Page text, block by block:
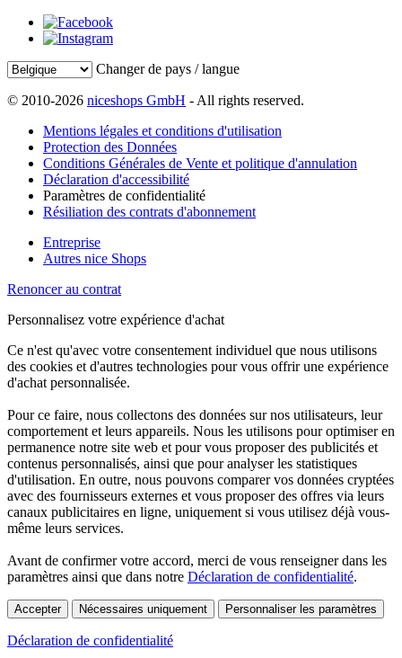
Changer de pays / langue
© 2010-2026 niceshops GmbH - All rights reserved.
Mentions légales et conditions d'utilisation
Protection des Données
Conditions Générales de Vente et politique d'annulation
Déclaration d'accessibilité
Paramètres de confidentialité
Résiliation des contrats d'abonnement
Entreprise
Autres nice Shops
Renoncer au contrat
Personnalisez votre expérience d'achat
Ce n'est qu'avec votre consentement individuel que nous utilisons
des cookies et d'autres technologies pour vous offrir une expérience
d'achat personnalisée.
Pour ce faire, nous collectons des données sur nos utilisateurs, leur
comportement et leurs appareils. Nous les utilisons pour optimiser en
permanence notre site web et pour vous proposer des publicités et
contenus personnalisés, ainsi que pour analyser les statistiques
d'utilisation. En outre, nous pouvons comparer vos données cryptées
avec des fournisseurs externes et vous proposer des offres via leurs
canaux publicitaires en ligne, uniquement si vous utilisez déjà vous-
même leurs services.
Avant de confirmer votre accord, merci de vous renseigner dans les
paramètres ainsi que dans notre Déclaration de confidentialité.
Accepter Nécessaires uniquement Personnaliser les paramètres
Déclaration de confidentialité